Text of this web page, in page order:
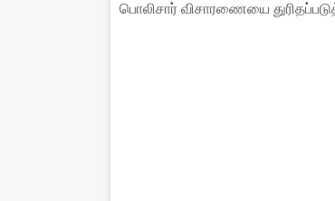
பொலிசார் விசாரணையை